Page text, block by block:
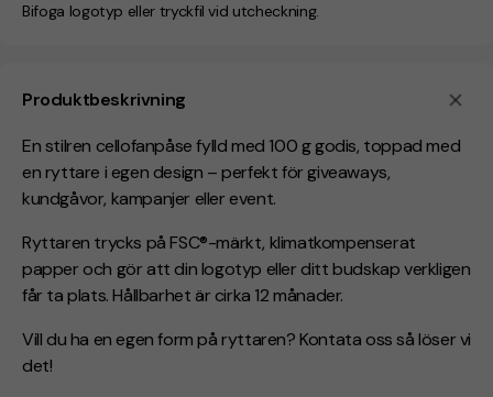
Produktbeskrivning
En stilren cellofanpåse fylld med 100 g godis, toppad med
en ryttare i egen design – perfekt för giveaways,
kundgåvor, kampanjer eller event.
Ryttaren trycks på FSC®-märkt, klimatkompenserat
papper och gör att din logotyp eller ditt budskap verkligen
får ta plats.Hållbarhet är cirka 12 månader.
Vill du ha en egen form på ryttaren? Kontata oss så löser vi
det!
Bifoga logotyp eller tryckfil vid utcheckning.